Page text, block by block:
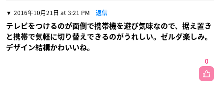
2016年10月21日 at 3:21 PM 返信
テレビをつけるのが面倒で携帯機を遊び気味なので、据え置き
と携帯で気軽に切り替えできるのがうれしい。ゼルダ楽しみ。
デザイン結構かわいいね。
0